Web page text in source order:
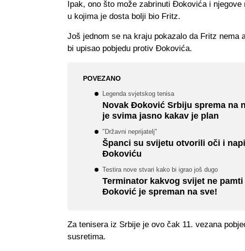
Ipak, ono što može zabrinuti Đokovića i
u kojima je dosta bolji bio Fritz.
Još jednom se na kraju pokazalo da Fritz nema
bi upisao pobjedu protiv Đokovića.
POVEZANO
Legenda svjetskog tenisa
Novak Đoković Srbiju sprema na
je svima jasno kakav je plan
"Državni neprijatelj"
Španci su svijetu otvorili oči i
Đokoviću
Testira nove stvari kako bi igrao još dugo
Terminator kakvog svijet ne
Đoković je spreman na sve!
Za tenisera iz Srbije je ovo čak 11. vezana
susretima.